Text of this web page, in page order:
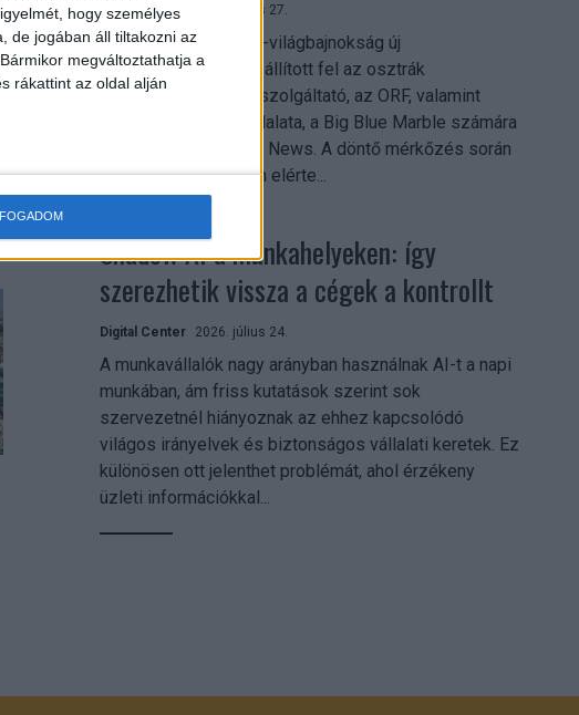
hogy személyes
de jogában áll tiltakozni az
megváltoztathatja a
rákattint az oldal alján
Digital Center 2026. július 27.
A 2026-os labdarúgó-világbajnokság új
streamingrekordokat állított fel az osztrák
közszolgálati műsorszolgáltató, az ORF, valamint
technológiai leányvállalata, a Big Blue Marble számára
– írja a Broadband TV News. A döntő mérkőzés során
az átlagos nézőszám elérte...
Shadow AI a munkahelyeken: így
szerezhetik vissza a cégek a kontrollt
Digital Center 2026. július 24.
A munkavállalók nagy arányban használnak AI-t a napi
munkában, ám friss kutatások szerint sok
szervezetnél hiányoznak az ehhez kapcsolódó
világos irányelvek és biztonságos vállalati keretek. Ez
különösen ott jelenthet problémát, ahol érzékeny
üzleti információkkal...